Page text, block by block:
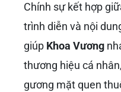
Chính sự kết hợp
trình diễn và nội
giúp Khoa Vương
thương hiệu cá
gương mặt quen